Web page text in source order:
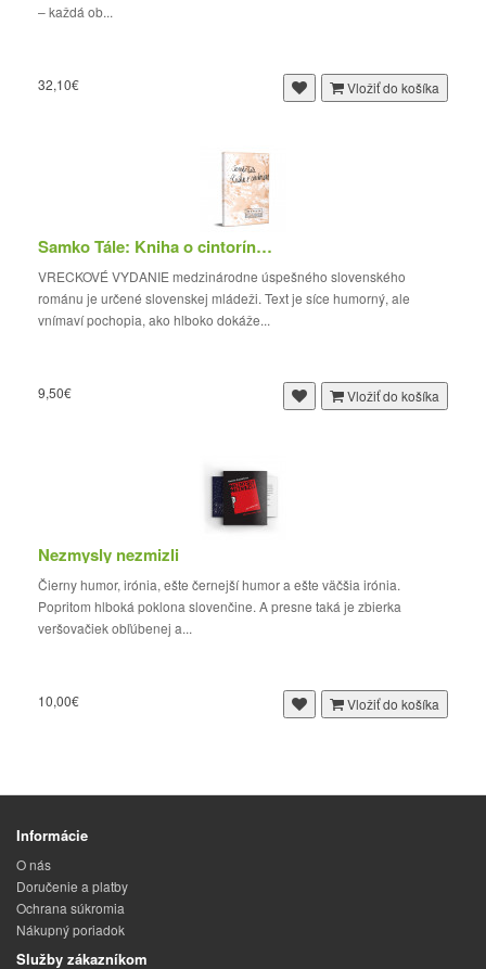
– každá ob...
32,10€ Vložiť do košíka
Samko Tále: Kniha o cintoríne (vreckové vydanie)
VRECKOVÉ VYDANIE medzinárodne úspešného slovenského
románu je určené slovenskej mládeži. Text je síce humorný, ale
vnímaví pochopia, ako hlboko dokáže...
9,50€ Vložiť do košíka
Nezmysly nezmizli
Čierny humor, irónia, ešte černejší humor a ešte väčšia irónia.
Popritom hlboká poklona slovenčine. A presne taká je zbierka
veršovačiek obľúbenej a...
10,00€ Vložiť do košíka
Informácie
O nás
Doručenie a platby
Ochrana súkromia
Nákupný poriadok
Služby zákazníkom